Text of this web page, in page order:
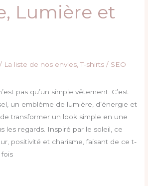
Lumière et
/ La liste de nos envies,T-shirts / SEO
pas qu’un simple vêtement. C’est
un emblème de lumière, d’énergie et
transformer un look simple en une
les regards. Inspiré par le soleil, ce
positivité et charisme, faisant de ce t-